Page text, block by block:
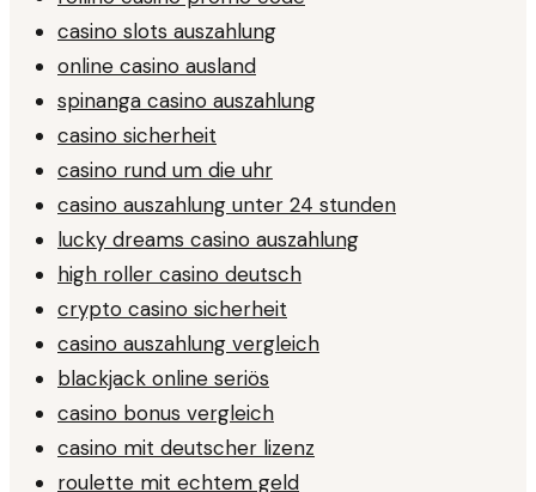
casino slots auszahlung
online casino ausland
spinanga casino auszahlung
casino sicherheit
casino rund um die uhr
casino auszahlung unter 24 stunden
lucky dreams casino auszahlung
high roller casino deutsch
crypto casino sicherheit
casino auszahlung vergleich
blackjack online seriös
casino bonus vergleich
casino mit deutscher lizenz
roulette mit echtem geld